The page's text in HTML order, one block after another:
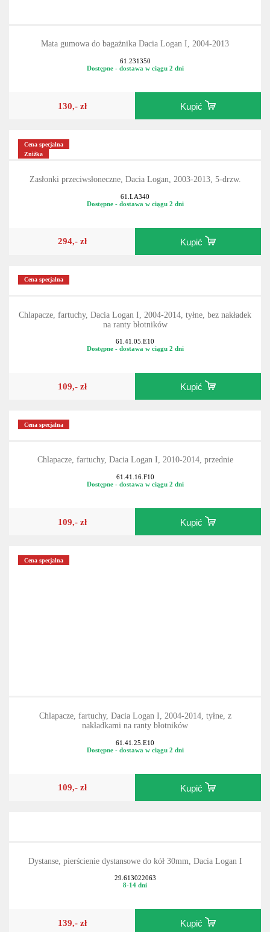
Mata gumowa do bagażnika Dacia Logan I, 2004-2013
61.231350
Dostępne - dostawa w ciągu 2 dni
130,- zł Kupić
Cena specjalna
Zniżka
Zasłonki przeciwsłoneczne, Dacia Logan, 2003-2013, 5-drzw.
61.LA340
Dostępne - dostawa w ciągu 2 dni
294,- zł Kupić
Cena specjalna
Chlapacze, fartuchy, Dacia Logan I, 2004-2014, tyłne, bez nakładek
na ranty błotników
61.41.05.E10
Dostępne - dostawa w ciągu 2 dni
109,- zł Kupić
Cena specjalna
Chlapacze, fartuchy, Dacia Logan I, 2010-2014, przednie
61.41.16.F10
Dostępne - dostawa w ciągu 2 dni
109,- zł Kupić
Cena specjalna
Chlapacze, fartuchy, Dacia Logan I, 2004-2014, tyłne, z
nakładkami na ranty błotników
61.41.25.E10
Dostępne - dostawa w ciągu 2 dni
109,- zł Kupić
Dystanse, pierścienie dystansowe do kół 30mm, Dacia Logan I
29.613022063
8-14 dni
139,- zł Kupić